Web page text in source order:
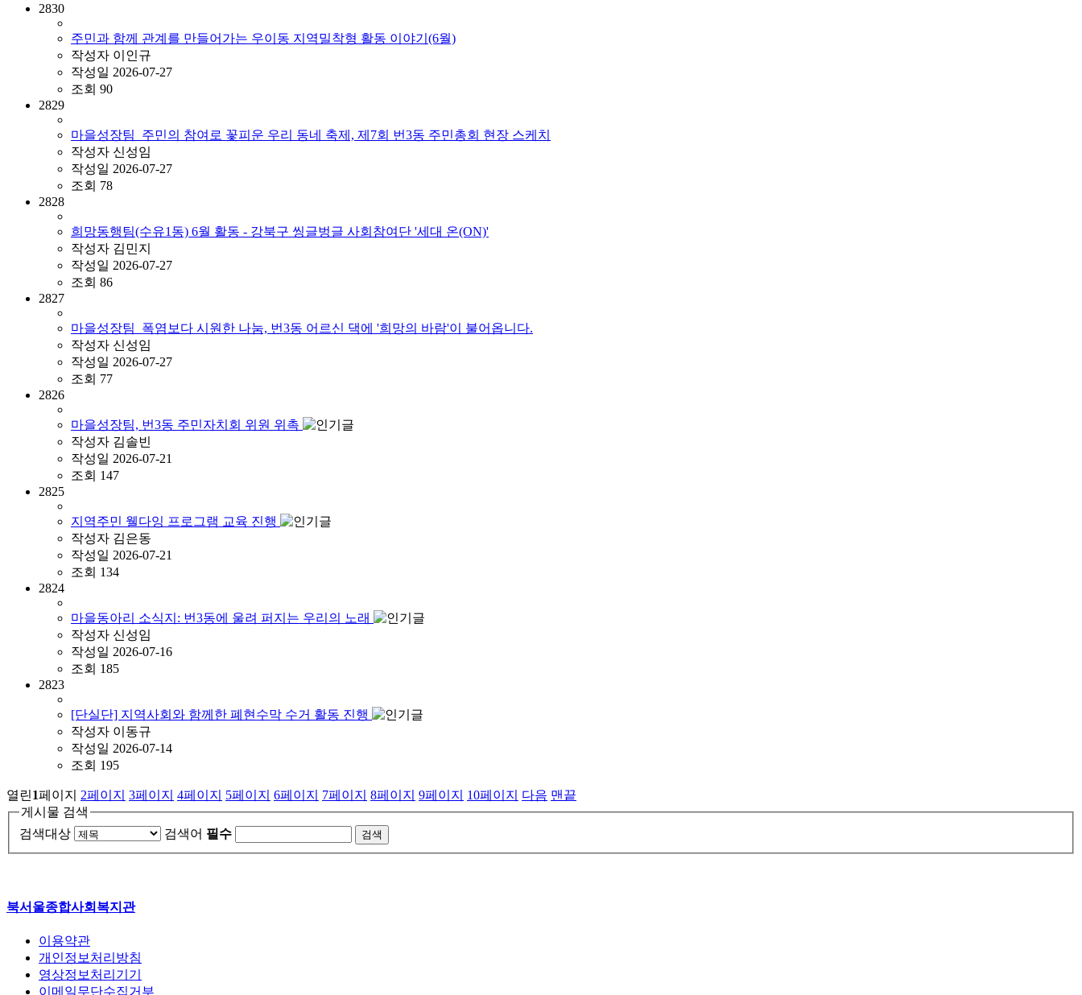
2830
주민과 함께 관계를 만들어가는 우이동 지역밀착형 활동 이야기(6월)
작성자 이인규
작성일 2026-07-27
조회 90
2829
마을성장팀_주민의 참여로 꽃피운 우리 동네 축제, 제7회 번3동 주민총회 현장 스케치
작성자 신성임
작성일 2026-07-27
조회 78
2828
희망동행팀(수유1동) 6월 활동 - 강북구 씽글벙글 사회참여단 '세대 온(ON)'
작성자 김민지
작성일 2026-07-27
조회 86
2827
마을성장팀_폭염보다 시원한 나눔, 번3동 어르신 댁에 '희망의 바람'이 불어옵니다.
작성자 신성임
작성일 2026-07-27
조회 77
2826
마을성장팀, 번3동 주민자치회 위원 위촉
작성자 김솔빈
작성일 2026-07-21
조회 147
2825
지역주민 웰다잉 프로그램 교육 진행
작성자 김은동
작성일 2026-07-21
조회 134
2824
마을동아리 소식지: 번3동에 울려 퍼지는 우리의 노래
작성자 신성임
작성일 2026-07-16
조회 185
2823
[단실단] 지역사회와 함께한 폐현수막 수거 활동 진행
작성자 이동규
작성일 2026-07-14
조회 195
열린1페이지 2페이지 3페이지 4페이지 5페이지 6페이지 7페이지 8페이지 9페이지 10페이지 다음 맨끝
게시물 검색
검색대상
검색어 필수
북서울종합사회복지관
이용약관
개인정보처리방침
영상정보처리기기
이메일무단수집거부